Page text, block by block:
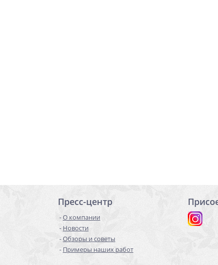
Пресс-центр
О компании
Новости
Обзоры и советы
Примеры наших работ